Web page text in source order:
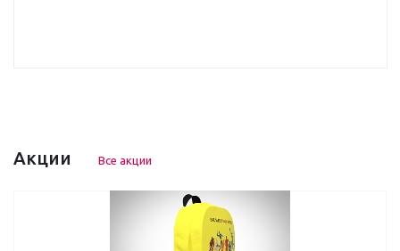
Акции Все акции